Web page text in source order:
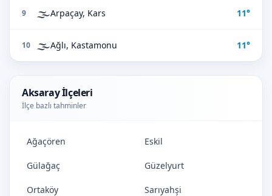
9 🌫️Arpaçay, Kars 11°
10 🌫️Ağlı, Kastamonu 11°
Aksaray İlçeleri
İlçe bazlı tahminler
Ağaçören Eskil
Gülağaç Güzelyurt
Ortaköy Sarıyahşi